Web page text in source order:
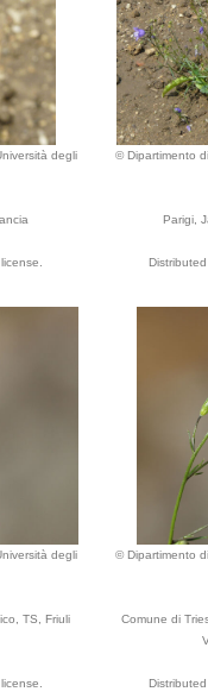
degli
© Dipartimento
Parigi,
degli
TS, Friuli
© Dipartimento
Comune di